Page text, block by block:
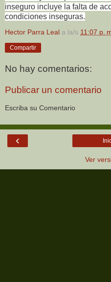
inseguro incluye la falta de
condiciones inseguras.
Hector Parra Leal a la/s 11:07 p.
Compartir
No hay comentarios:
Publicar un comentario
Escriba su Comentario
‹
Ver